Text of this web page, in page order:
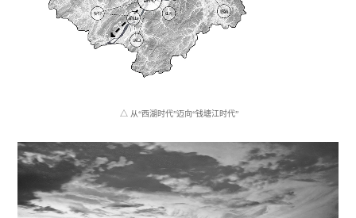
△ 从“西湖时代”迈向“钱塘江时代”